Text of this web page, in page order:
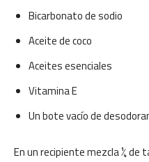
Bicarbonato de sodio
Aceite de coco
Aceites esenciales
Vitamina E
Un bote vacío de
En un recipiente mezcla ¼ de